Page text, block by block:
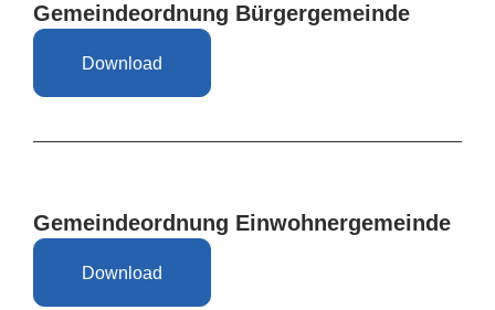
Gemeindeordnung Bürgergemeinde
Download
Gemeindeordnung Einwohnergemeinde
Download